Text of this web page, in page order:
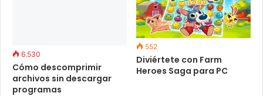
6.530
Cómo descomprimir
archivos sin descargar
programas
552
Diviértete con Farm
Heroes Saga para PC